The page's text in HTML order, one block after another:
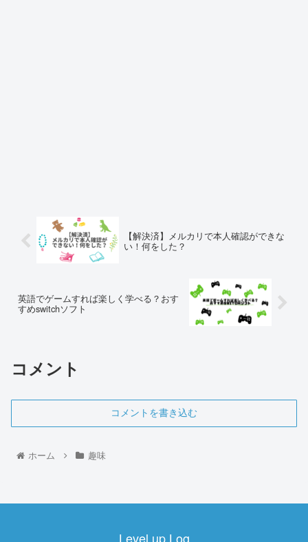
【解決済】メルカリで本人確認ができな
い！何をした？
英語でゲームすれば楽しく学べる？おす
すめswitchソフト
コメント
コメントを書き込む
ホーム 趣味
Level up Log